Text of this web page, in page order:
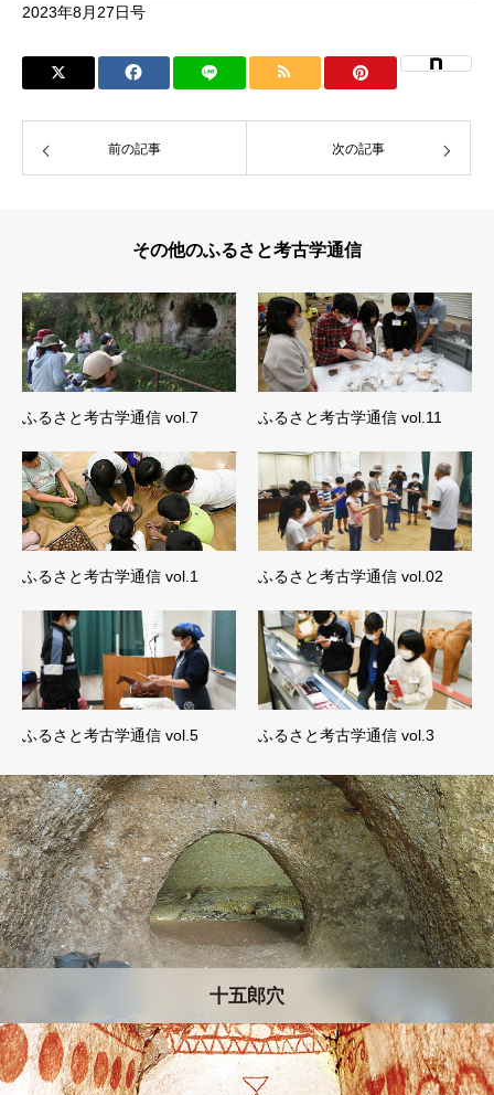
2023年8月27日号
前の記事 次の記事
その他のふるさと考古学通信
ふるさと考古学通信 vol.7 ふるさと考古学通信 vol.11
ふるさと考古学通信 vol.1 ふるさと考古学通信 vol.02
ふるさと考古学通信 vol.5 ふるさと考古学通信 vol.3
十五郎穴